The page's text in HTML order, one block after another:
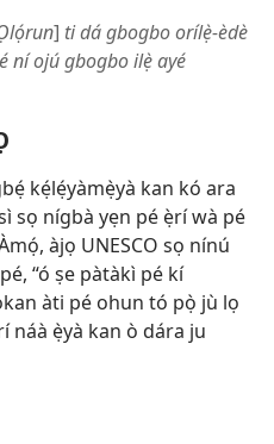
] ti dá gbogbo orílẹ̀-èdè
ní ojú gbogbo ilẹ̀ ayé
kẹ́lẹ́yàmẹ̀yà kan kó ara
sọ nígbà yẹn pé ẹ̀rí wà pé
àjọ UNESCO sọ nínú
“ó ṣe pàtàkì pé kí
àti pé ohun tó pọ̀ jù lọ
náà ẹ̀yà kan ò dára ju